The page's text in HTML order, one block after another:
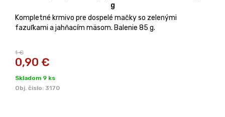
g
Kompletné krmivo pre dospelé mačky so zelenými
fazuľkami a jahňacím mäsom. Balenie 85 g.
1 €
0,90 €
Skladom 9 ks
Obj. čislo: 3170